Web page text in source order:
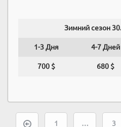
Зимний сезон
1-3 Дня 4-7 Дней
700 $ 680 $
1 … 3